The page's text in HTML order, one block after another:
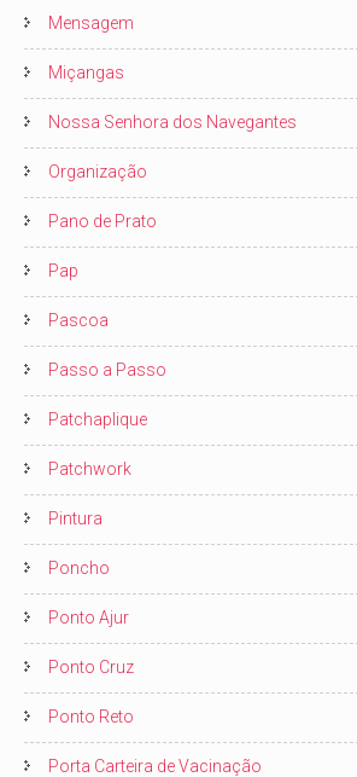
Mensagem
Miçangas
Nossa Senhora dos Navegantes
Organização
Pano de Prato
Pap
Pascoa
Passo a Passo
Patchaplique
Patchwork
Pintura
Poncho
Ponto Ajur
Ponto Cruz
Ponto Reto
Porta Carteira de Vacinação